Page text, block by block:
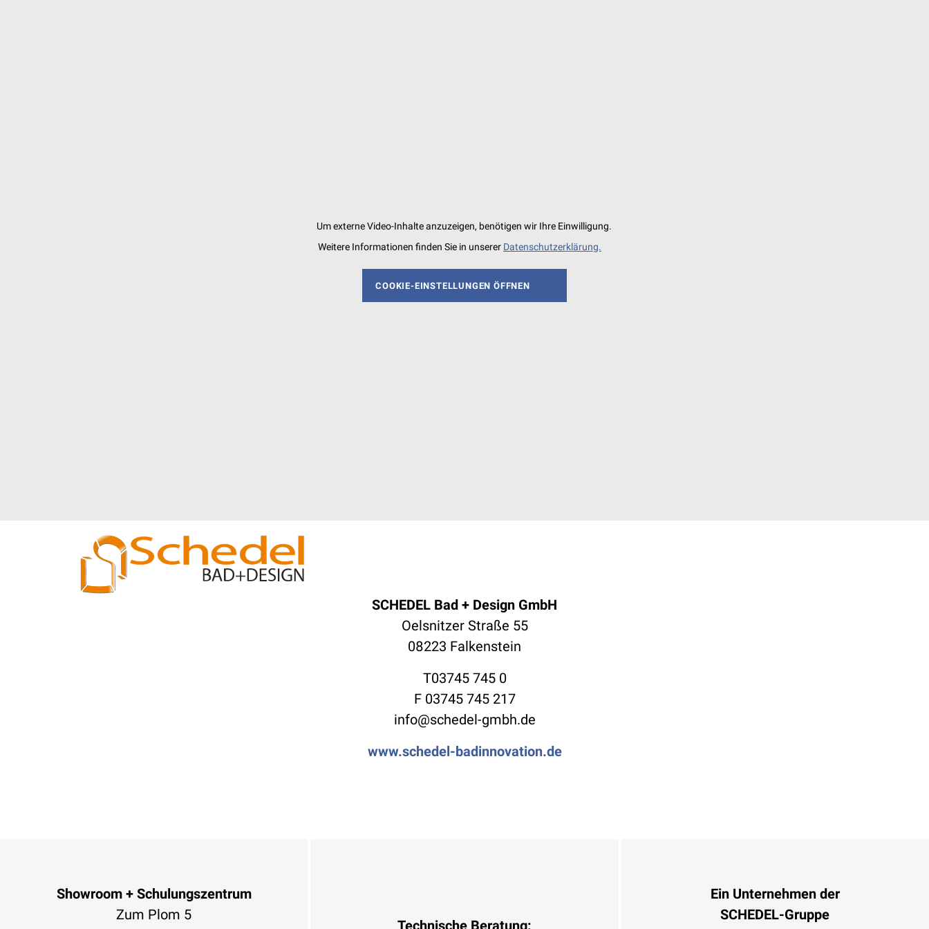
Um externe Video-Inhalte anzuzeigen, benötigen wir Ihre Einwilligung.
Weitere Informationen finden Sie in unserer Datenschutzerklärung.
COOKIE-EINSTELLUNGEN ÖFFNEN
SCHEDEL Bad + Design GmbH
Oelsnitzer Straße 55
08223 Falkenstein
T03745 745 0
F 03745 745 217
info@schedel-gmbh.de
www.schedel-badinnovation.de
Showroom + Schulungszentrum
Zum Plom 5
Technische Beratung:
Ein Unternehmen der
SCHEDEL-Gruppe